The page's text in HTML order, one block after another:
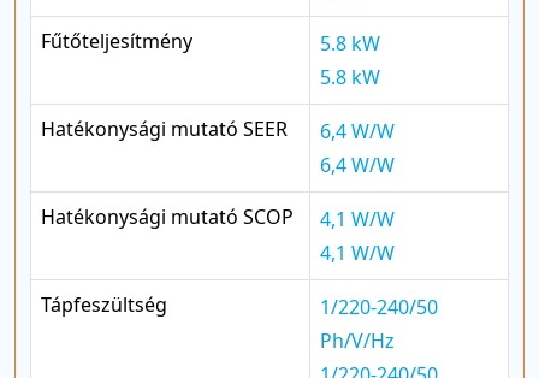
Fűtőteljesítmény
5.8 kW
5.8 kW
Hatékonysági mutató SEER
6,4 W/W
6,4 W/W
Hatékonysági mutató SCOP
4,1 W/W
4,1 W/W
Tápfeszültség
1/220-240/50
Ph/V/Hz